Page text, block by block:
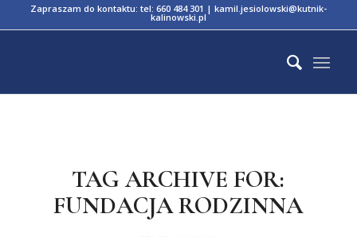
Zapraszam do kontaktu: tel: 660 484 301 | kamil.jesiolowski@kutnik-
kalinowski.pl
TAG ARCHIVE FOR:
FUNDACJA RODZINNA